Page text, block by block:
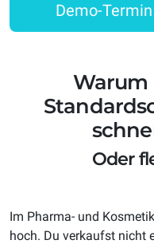
Demo-
Warum
Oder
Im Pharma- und
hoch. Du verkaufst nicht